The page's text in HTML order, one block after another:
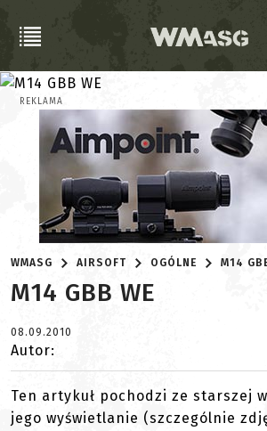
REKLAMA
WMASG AIRSOFT OGÓLNE M14
M14 GBB WE
08.09.2010
Autor:
Ten artykuł pochodzi ze starszej
jego wyświetlanie (szczególnie